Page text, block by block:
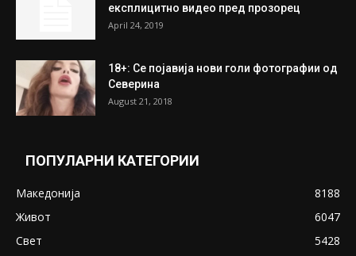
експлицитно видео пред прозорец
April 24, 2019
18+: Се појавија нови голи фотографии од
Северина
August 21, 2018
ПОПУЛАРНИ КАТЕГОРИИ
Македонија
8188
Живот
6047
Свет
5428